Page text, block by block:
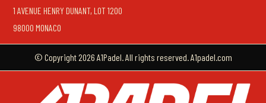
1 AVENUE HENRY DUNANT, LOT 1200
98000 MONACO
© Copyright 2026 A1Padel. All rights reserved. A1padel.com